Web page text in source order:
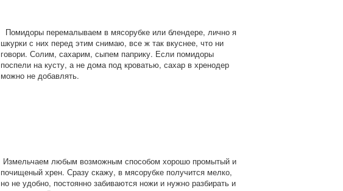
Помидоры перемалываем в мясорубке или блендере, лично я
шкурки с них перед этим снимаю, все ж так вкуснее, что ни
говори. Солим, сахарим, сыпем паприку. Если помидоры
поспели на кусту, а не дома под кроватью, сахар в хренодер
можно не добавлять.
Измельчаем любым возможным способом хорошо промытый и
почищеный хрен. Сразу скажу, в мясорубке получится мелко,
но не удобно, постоянно забиваются ножи и нужно разбирать и